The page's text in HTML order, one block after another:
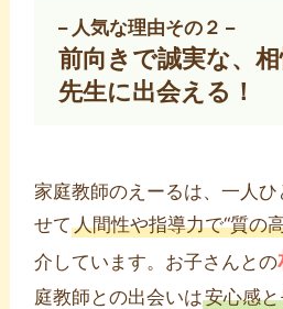
– 人気な理由その２ –
前向きで誠実な、
先生に出会える！
家庭教師のえーるは、一人
せて人間性や指導力で“質の
介しています。お子さんとの
庭教師との出会いは安心感